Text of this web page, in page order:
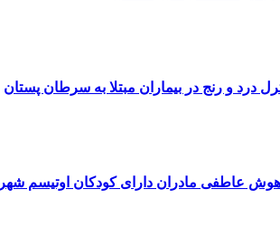
درد و رنج در بیماران مبتلا به سرطان پستان
عاطفی مادران دارای کودکان اوتیسم شهر